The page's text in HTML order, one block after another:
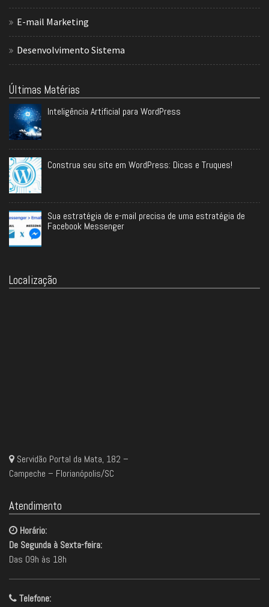
E-mail Marketing
Desenvolvimento Sistema
Últimas Matérias
Inteligência Artificial para WordPress
Construa seu site em WordPress: Dicas e Truques!
Sua estratégia de e-mail precisa de uma estratégia de
Facebook Messenger
Localização
Servidão Portal da Mata, 182 –
Campeche – Florianópolis/SC
Atendimento
Horário:
De Segunda à Sexta-feira:
Das 09h às 18h
Telefone: